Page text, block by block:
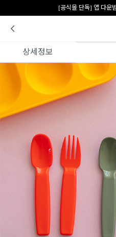
[공식몰 단독] 앱 다운
상세정보